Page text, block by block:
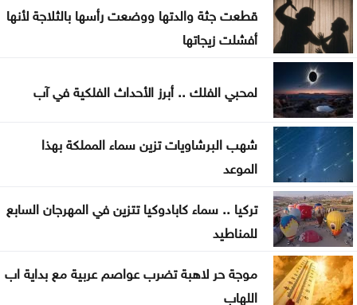
قطعت جثة والدتها ووضعت رأسها بالثلاجة لأنها
أفشلت زيجاتها
لمحبي الفلك .. أبرز الأحداث الفلكية في آب
شهب البرشاويات تزين سماء المملكة بهذا
الموعد
تركيا .. سماء كابادوكيا تتزين في المهرجان السابع
للمناطيد
موجة حر لاهبة تضرب عواصم عربية مع بداية اب
اللهاب